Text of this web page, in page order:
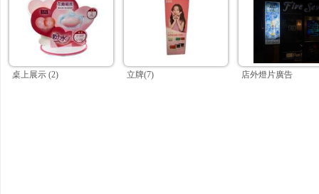
桌上展示 (2) 立牌(7) 店外燈片廣告